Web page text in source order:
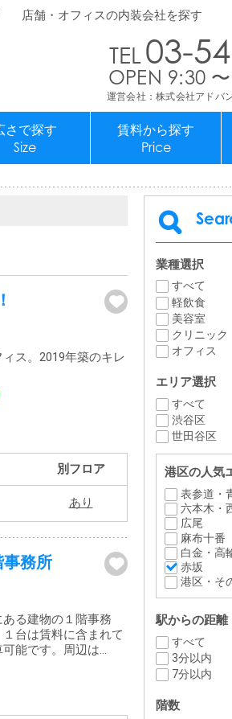
店舗・オフィスの内装会社を探す
さで探す
Size
賃料から探す
Price
03-
OPEN 9:30
運営会社：株式会社アドバ
ス。2019年築のキレ
別フロア
あり
務所
る建物の１階事務
台は賃料に含まれて
能です。周辺は...
業種選択
すべて
軽飲食
美容室
クリニック
オフィス
エリア選択
すべて
渋谷区
世田谷区
港区の人気
表参道・
六本木・
広尾
麻布十番
白金・高
赤坂
港区・そ
駅からの距離
すべて
3分以内
7分以内
階数